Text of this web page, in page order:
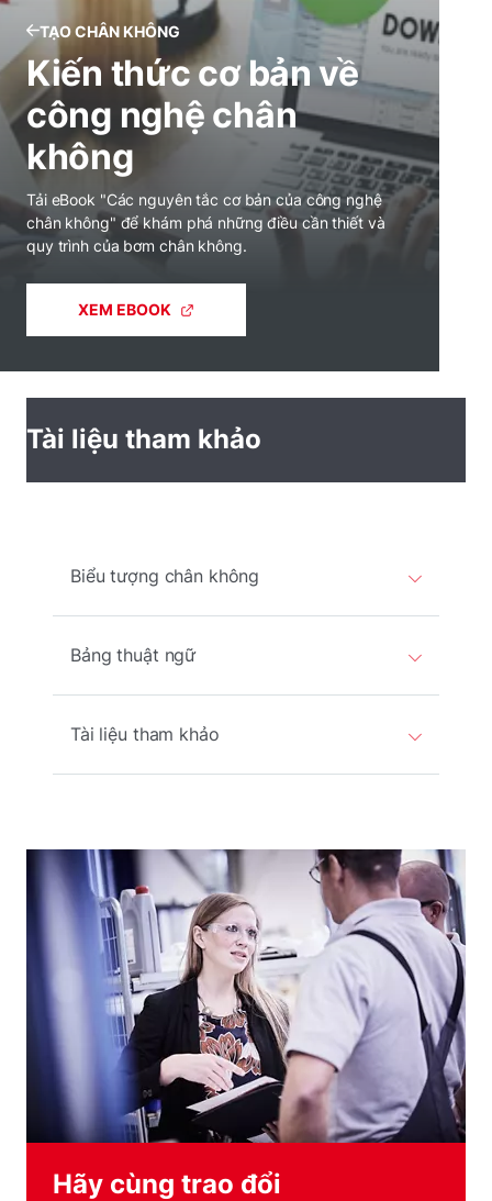
TẠO CHÂN KHÔNG
Kiến thức cơ bản về
công nghệ chân
không
Tải eBook "Các nguyên tắc cơ bản của công nghệ
chân không" để khám phá những điều cần thiết và
quy trình của bơm chân không.
XEM EBOOK
Tài liệu tham khảo
Biểu tượng chân không
Bảng thuật ngữ
Tài liệu tham khảo
Hãy cùng trao đổi